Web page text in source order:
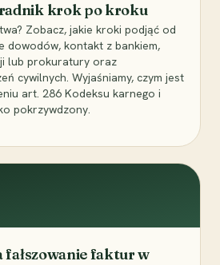
krok po kroku
Zobacz, jakie kroki podjąć od
dowodów, kontakt z bankiem,
lub prokuratury oraz
cywilnych. Wyjaśniamy, czym jest
art. 286 Kodeksu karnego i
pokrzywdzony.
fałszowanie faktur w